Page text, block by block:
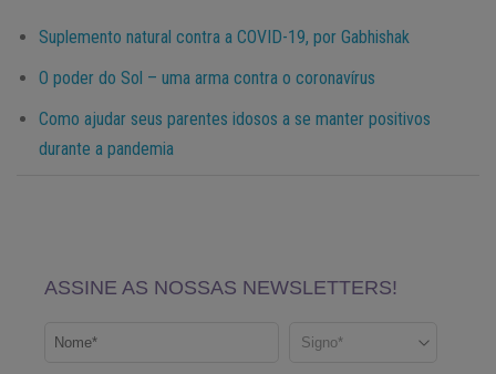
Suplemento natural contra a COVID-19, por Gabhishak
O poder do Sol – uma arma contra o coronavírus
Como ajudar seus parentes idosos a se manter positivos
durante a pandemia